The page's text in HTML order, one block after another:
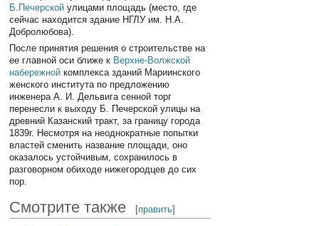
Б.Печерской улицами площадь (место, где
сейчас находится здание НГЛУ им. Н.А.
Добролюбова).
После принятия решения о строительстве на
ее главной оси ближе к Верхне-Волжской
набережной комплекса зданий Мариинского
женского института по предложению
инженера А. И. Дельвига сенной торг
перенесли к выходу Б. Печерской улицы на
древний Казанский тракт, за границу города
1839г. Несмотря на неоднократные попытки
властей сменить название площади, оно
оказалось устойчивым, сохранилось в
разговорном обиходе нижегородцев до сих
пор.
Смотрите также [править]